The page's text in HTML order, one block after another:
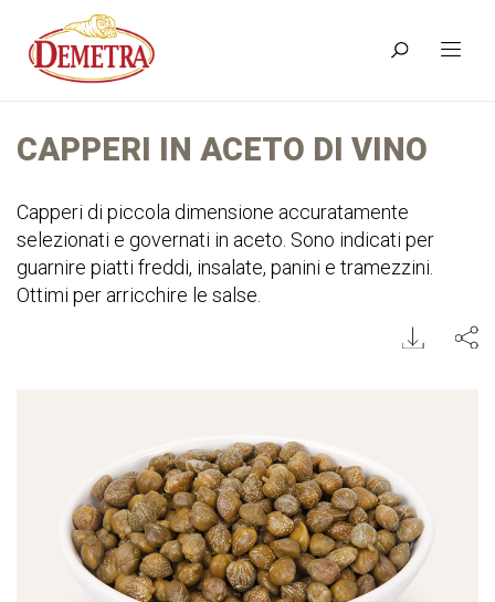
CAPPERI IN ACETO DI VINO
Capperi di piccola dimensione accuratamente
selezionati e governati in aceto. Sono indicati per
guarnire piatti freddi, insalate, panini e tramezzini.
Ottimi per arricchire le salse.